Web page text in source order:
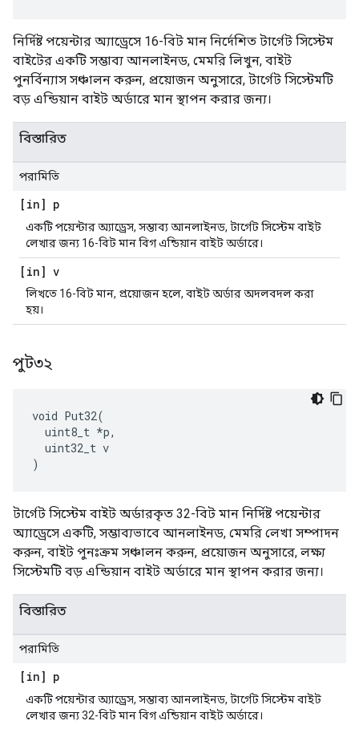
নির্দিষ্ট পয়েন্টার অ্যাড্রেসে 16-বিট মান নির্দেশিত টার্গেট সিস্টেম
বাইটের একটি সম্ভাব্য আনলাইনড, মেমরি লিখুন, বাইট
পুনর্বিন্যাস সঞ্চালন করুন, প্রয়োজন অনুসারে, টার্গেট সিস্টেমটি
বড় এন্ডিয়ান বাইট অর্ডারে মান স্থাপন করার জন্য।
বিস্তারিত
পরামিতি
[in] p
একটি পয়েন্টার অ্যাড্রেস, সম্ভাব্য আনলাইনড, টার্গেট সিস্টেম বাইট
লেখার জন্য 16-বিট মান বিগ এন্ডিয়ান বাইট অর্ডারে।
[in] v
লিখতে 16-বিট মান, প্রয়োজন হলে, বাইট অর্ডার অদলবদল করা
হয়।
পুট৩২
void Put32(
  uint8_t *p,
  uint32_t v
)
টার্গেট সিস্টেম বাইট অর্ডারকৃত 32-বিট মান নির্দিষ্ট পয়েন্টার
অ্যাড্রেসে একটি, সম্ভাব্যভাবে আনলাইনড, মেমরি লেখা সম্পাদন
করুন, বাইট পুনঃক্রম সঞ্চালন করুন, প্রয়োজন অনুসারে, লক্ষ্য
সিস্টেমটি বড় এন্ডিয়ান বাইট অর্ডারে মান স্থাপন করার জন্য।
বিস্তারিত
পরামিতি
[in] p
একটি পয়েন্টার অ্যাড্রেস, সম্ভাব্য আনলাইনড, টার্গেট সিস্টেম বাইট
লেখার জন্য 32-বিট মান বিগ এন্ডিয়ান বাইট অর্ডারে।